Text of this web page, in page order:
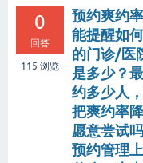
0
回答
115 浏览
预约爽约
能提醒如
的门诊/医
是多少？
约多少人
把爽约率
愿意尝试
预约管理